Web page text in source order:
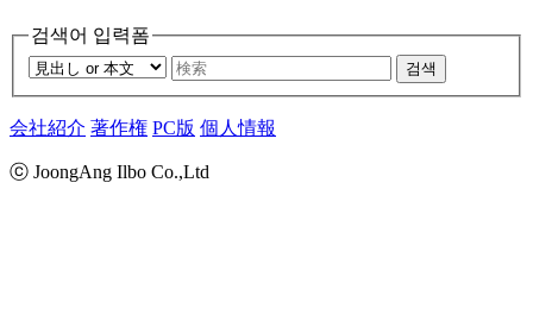
검색어 입력폼
검색
会社紹介 著作権 PC版 個人情報
ⓒ JoongAng Ilbo Co.,Ltd